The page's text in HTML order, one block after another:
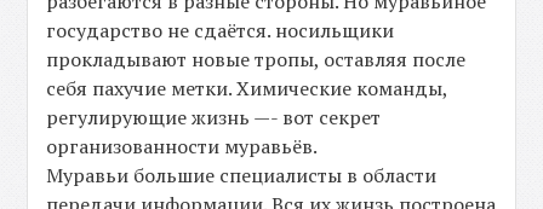
государство не сдаётся. носильщики
прокладывают новые тропы, оставляя после
себя пахучие метки. Химические команды,
регулирующие жизнь —- вот секрет
организованности муравьёв.
Муравьи большие специалисты в области